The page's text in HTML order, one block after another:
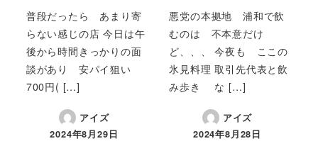
普段だったら あまり寄
らない感じの店 今日は午
後から時間きっかりの面
談があり 安パイ狙い
700円( […]
アイズ
2024年8月29日
悪党の本拠地 浦和で飲
むのは 不本意だけ
ど、、、 今夜も ここの
氷見料理 取引先代表と飲
み歩き な […]
アイズ
2024年8月28日